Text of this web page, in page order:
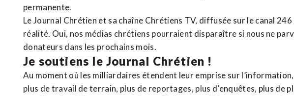
permanente.
Le Journal Chrétien et sa chaîne Chrétiens TV, diffusée sur le canal 246
réalité. Oui, nos médias chrétiens pourraient disparaître si nous ne
donateurs dans les prochains mois.
Je soutiens le Journal Chrétien !
Au moment où les milliardaires étendent leur emprise sur
plus de travail de terrain, plus de reportages, plus d’enquêtes, plus de